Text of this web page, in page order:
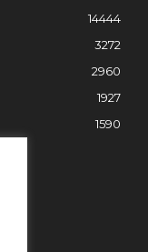
14444
3272
2960
1927
1590